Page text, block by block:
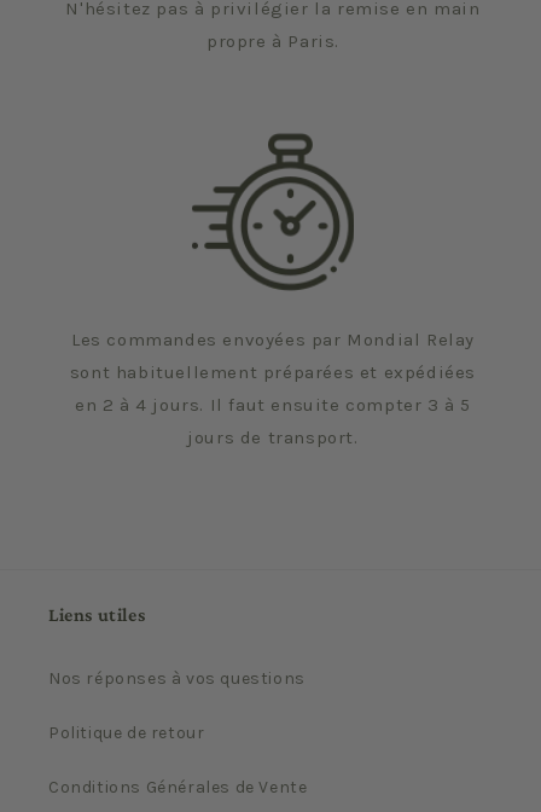
N'hésitez pas à privilégier la remise en main
propre à Paris.
Les commandes envoyées par Mondial Relay
sont habituellement préparées et expédiées
en 2 à 4 jours. Il faut ensuite compter 3 à 5
jours de transport.
Liens utiles
Nos réponses à vos questions
Politique de retour
Conditions Générales de Vente